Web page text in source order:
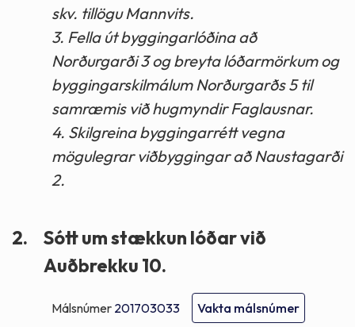
skv. tillögu Mannvits.
3. Fella út byggingarlóðina að
Norðurgarði 3 og breyta lóðarmörkum og
byggingarskilmálum Norðurgarðs 5 til
samræmis við hugmyndir Faglausnar.
4. Skilgreina byggingarrétt vegna
mögulegrar viðbyggingar að Naustagarði
2.
2.
Sótt um stækkun lóðar við
Auðbrekku 10.
Málsnúmer 201703033 Vakta málsnúmer